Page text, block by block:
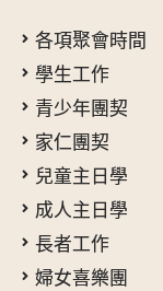
各項聚會時間
學生工作
青少年團契
家仁團契
兒童主日學
成人主日學
長者工作
婦女喜樂團